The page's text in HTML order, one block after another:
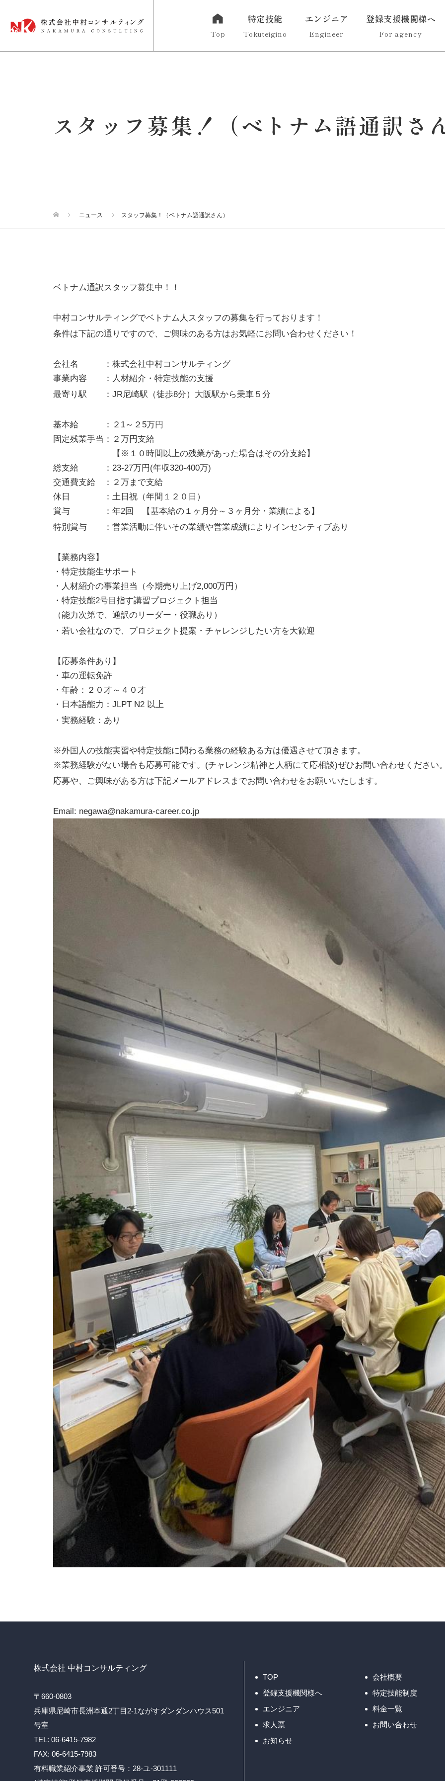
Top
特定技能
Tokuteigino
エンジニア
Engineer
登録支援機関様へ
For agency
スタッフ募集！（ベトナム語通訳さ
ニュース スタッフ募集！（ベトナム語通訳さん）
ベトナム通訳スタッフ募集中！！
中村コンサルティングでベトナム人スタッフの募集を行っております！
条件は下記の通りですので、ご興味のある方はお気軽にお問い合わせください！
会社名 ：株式会社中村コンサルティング
事業内容 ：人材紹介・特定技能の支援
最寄り駅 ：JR尼崎駅（徒歩8分）大阪駅から乗車５分
基本給 ：２1～２5万円
固定残業手当：２万円支給
【※１０時間以上の残業があった場合はその分支給】
総支給 ：23-27万円(年収320-400万)
交通費支給 ：２万まで支給
休日 ：土日祝（年間１２０日）
賞与 ：年2回 【基本給の１ヶ月分～３ヶ月分・業績による】
特別賞与 ：営業活動に伴いその業績や営業成績によりインセンティブあり
【業務内容】
・特定技能生サポート
・人材紹介の事業担当（今期売り上げ2,000万円）
・特定技能2号目指す講習プロジェクト担当
（能力次第で、通訳のリーダー・役職あり）
・若い会社なので、プロジェクト提案・チャレンジしたい方を大歓迎
【応募条件あり】
・車の運転免許
・年齢：２０才～４０才
・日本語能力：JLPT N2 以上
・実務経験：あり
※外国人の技能実習や特定技能に関わる業務の経験ある方は優遇させて頂きます。
※業務経験がない場合も応募可能です。(チャレンジ精神と人柄にて応相談)ぜひお問い合わせください
応募や、ご興味がある方は下記メールアドレスまでお問い合わせをお願いいたします。
Email: negawa@nakamura-career.co.jp
株式会社 中村コンサルティング
〒660-0803
兵庫県尼崎市長洲本通2丁目2-1ながすダンダンハウス501
号室
TEL: 06-6415-7982
FAX: 06-6415-7983
有料職業紹介事業 許可番号：28-ユ-301111
TOP
会社概要
登録支援機関様へ
特定技能制度
エンジニア
料金一覧
求人票
お問い合わせ
お知らせ